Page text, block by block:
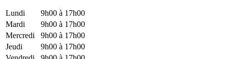
Lundi
9h00 à 17h00
Mardi
9h00 à 17h00
Mercredi
9h00 à 17h00
Jeudi
9h00 à 17h00